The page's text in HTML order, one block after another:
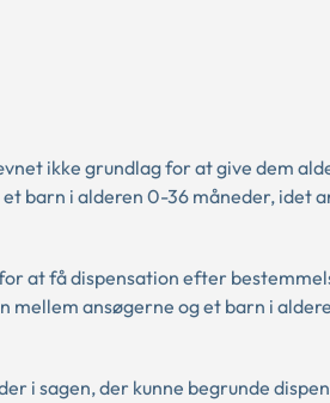
ikke grundlag for at give dem
barn i alderen 0-36 måneder, idet
at få dispensation efter
ansøgerne og et barn i
i sagen, der kunne begrunde